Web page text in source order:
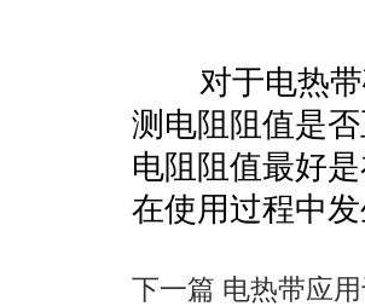
对于电热带
测电阻阻值是
电阻阻值最好
在使用过程中
下一篇 电热带应